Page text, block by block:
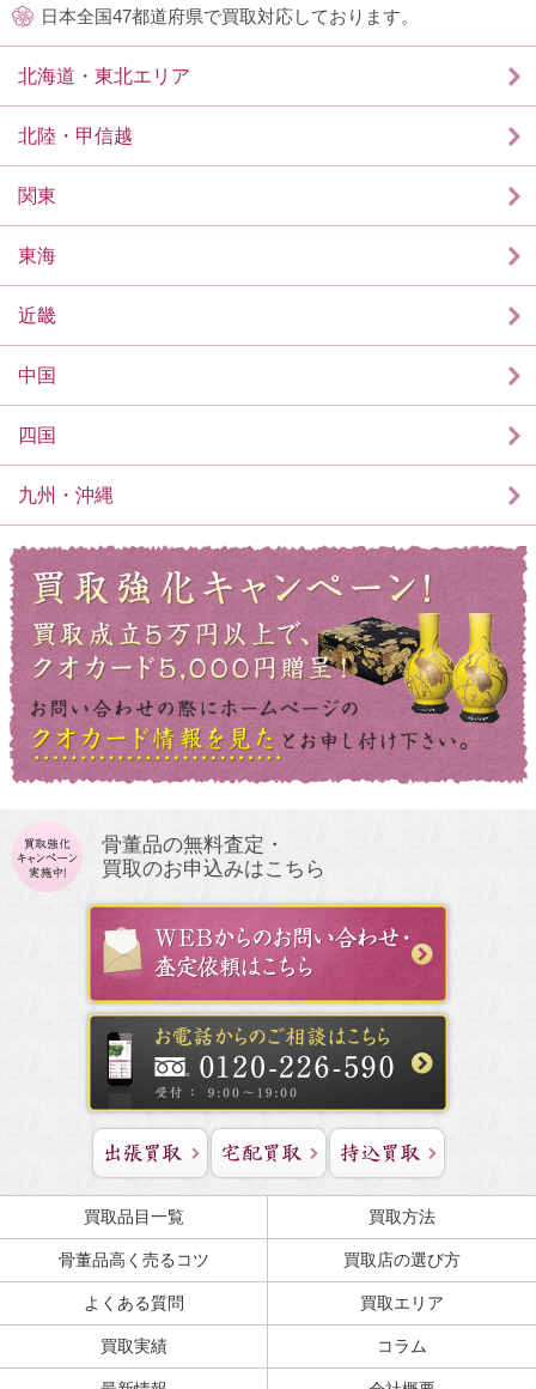
日本全国47都道府県で買取対応しております。
北海道・東北エリア
北陸・甲信越
関東
東海
近畿
中国
四国
九州・沖縄
骨董品の無料査定・
買取のお申込みはこちら
買取品目一覧 買取方法
骨董品高く売るコツ 買取店の選び方
よくある質問 買取エリア
買取実績 コラム